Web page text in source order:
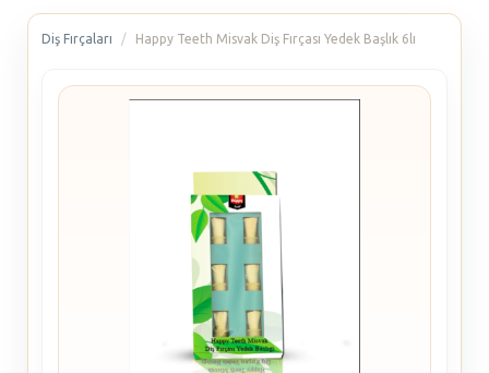
Diş Fırçaları Happy Teeth Misvak Diş Fırçası Yedek Başlık 6lı